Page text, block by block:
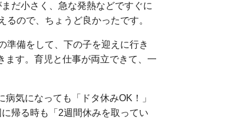
だ小さく、急な発熱などですぐに
ので、ちょうど良かったです。
準備をして、下の子を迎えに行き
ます。育児と仕事が両立できて、一
気になっても「ドタ休みOK！」
帰る時も「2週間休みを取ってい